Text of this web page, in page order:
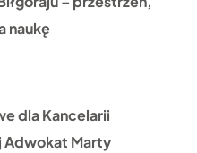
naukę
dla Kancelarii
Marty